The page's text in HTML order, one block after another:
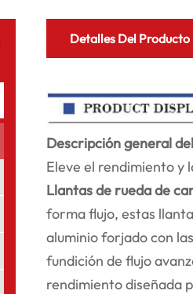
Detalles Del Producto
Descripción general
Eleve el rendimiento y
Llantas de rueda de
forma flujo, estas
aluminio forjado con
fundición de flujo
rendimiento diseñada